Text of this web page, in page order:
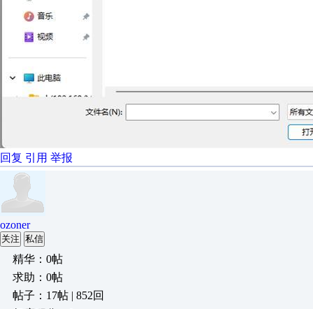
回复 引用 举报
ozoner
关注 私信
精华：0帖
求助：0帖
帖子：17帖 | 852回